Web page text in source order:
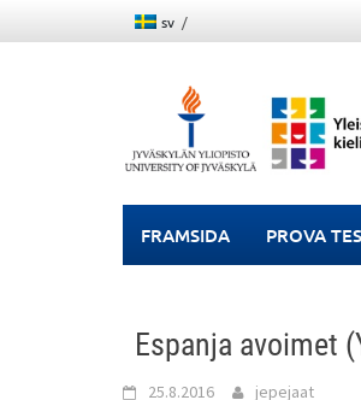
to
sv
FRAMSIDA PROVA
Espanja avoimet
25.8.2016 jepejaat